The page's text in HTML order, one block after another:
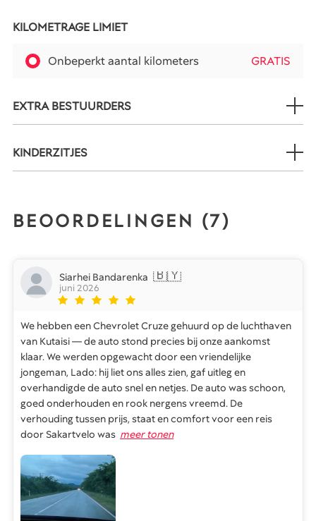
KILOMETRAGE LIMIET
Onbeperkt aantal kilometers GRATIS
EXTRA BESTUURDERS
KINDERZITJES
BEOORDELINGEN (7)
Siarhei Bandarenka 🇧🇾
juni 2026
We hebben een Chevrolet Cruze gehuurd op de luchthaven
van Kutaisi — de auto stond precies bij onze aankomst
klaar. We werden opgewacht door een vriendelijke
jongeman, Lado: hij liet ons alles zien, gaf uitleg en
overhandigde de auto snel en netjes. De auto was schoon,
goed onderhouden en rook nergens vreemd. De
verhouding tussen prijs, staat en comfort voor een reis
door Sakartvelo was meer tonen